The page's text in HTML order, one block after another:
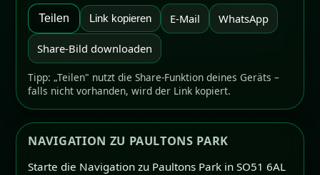
Teilen Link kopieren E-Mail WhatsApp
Share-Bild downloaden
Tipp: „Teilen" nutzt die Share-Funktion deines Geräts –
falls nicht vorhanden, wird der Link kopiert.
NAVIGATION ZU PAULTONS PARK
Starte die Navigation zu Paultons Park in SO51 6AL